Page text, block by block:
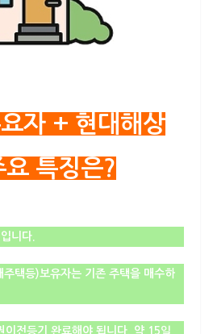
자 + 현대해상
특징은?
니다.
주택등)보유자는 기존 주택을 매수하
이전등기 완료해야 됩니다 . 약 15일